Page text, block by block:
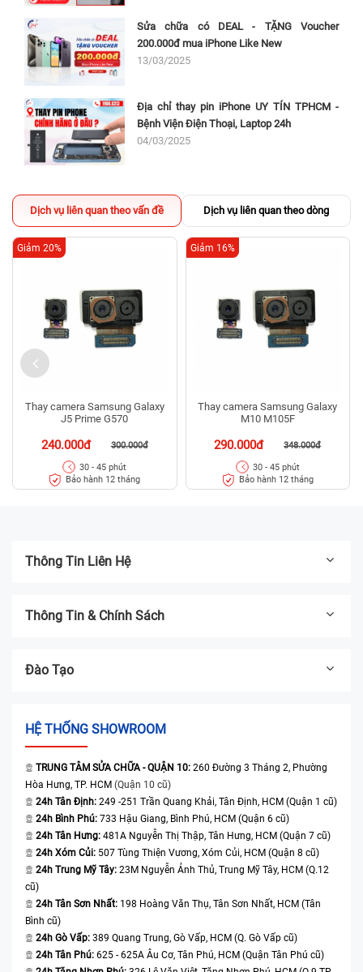
Sửa chữa có DEAL - TẶNG Voucher
200.000đ mua iPhone Like New
13/03/2025
Địa chỉ thay pin iPhone UY TÍN TPHCM -
Bệnh Viện Điện Thoại, Laptop 24h
04/03/2025
Dịch vụ liên quan theo vấn đề Dịch vụ liên quan theo dòng
Thay camera Samsung Galaxy
J5 Prime G570
240.000đ 300.000đ
Giảm 20%
30 - 45 phút
Bảo hành 12 tháng
Thay camera Samsung Galaxy
M10 M105F
290.000đ 348.000đ
Giảm 16%
30 - 45 phút
Bảo hành 12 tháng
Thông Tin Liên Hệ
Thông Tin & Chính Sách
Đào Tạo
HỆ THỐNG SHOWROOM
TRUNG TÂM SỬA CHỮA - QUẬN 10: 260 Đường 3 Tháng 2, Phường
Hòa Hưng, TP. HCM (Quận 10 cũ)
24h Tân Định: 249 -251 Trần Quang Khải, Tân Định, HCM (Quận 1 cũ)
24h Bình Phú: 733 Hậu Giang, Bình Phú, HCM (Quận 6 cũ)
24h Tân Hưng: 481A Nguyễn Thị Thập, Tân Hưng, HCM (Quận 7 cũ)
24h Xóm Củi: 507 Tùng Thiện Vương, Xóm Củi, HCM (Quận 8 cũ)
24h Trung Mỹ Tây: 23M Nguyễn Ảnh Thủ, Trung Mỹ Tây, HCM (Q.12
cũ)
24h Tân Sơn Nhất: 198 Hoàng Văn Thụ, Tân Sơn Nhất, HCM (Tân
Bình cũ)
24h Gò Vấp: 389 Quang Trung, Gò Vấp, HCM (Q. Gò Vấp cũ)
24h Tân Phú: 625 - 625A Âu Cơ, Tân Phú, HCM (Quận Tân Phú cũ)